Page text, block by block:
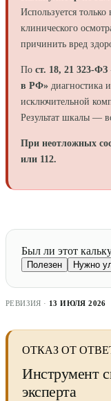
Используется
клинического
причинить вред
По ст. 18, 21 323-
в РФ» диагностика
исключительной
Результат шкалы —
При неотложных
или 112.
Был ли этот
Полезен Нужно
РЕВИЗИЯ · 13 ИЮЛЯ 2026
ОТКАЗ ОТ
Инструмент
эксперта